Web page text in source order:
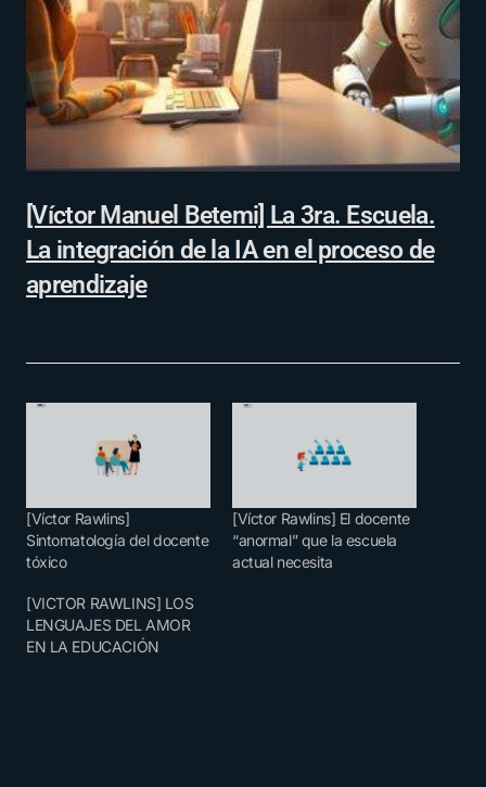
[Víctor Manuel Betemi] La 3ra. Escuela.
La integración de la IA en el proceso de
aprendizaje
[Víctor Rawlins]
Sintomatología del docente
tóxico
[Víctor Rawlins] El docente
“anormal” que la escuela
actual necesita
[VICTOR RAWLINS] LOS
LENGUAJES DEL AMOR
EN LA EDUCACIÓN